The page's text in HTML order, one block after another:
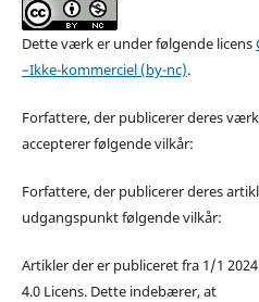
Dette værk er under følgende licens
–Ikke-kommerciel (by-nc).
Forfattere, der publicerer deres
accepterer følgende vilkår:
Forfattere, der publicerer deres
udgangspunkt følgende vilkår:
Artikler der er publiceret fra 1/1
4.0 Licens. Dette indebærer, at